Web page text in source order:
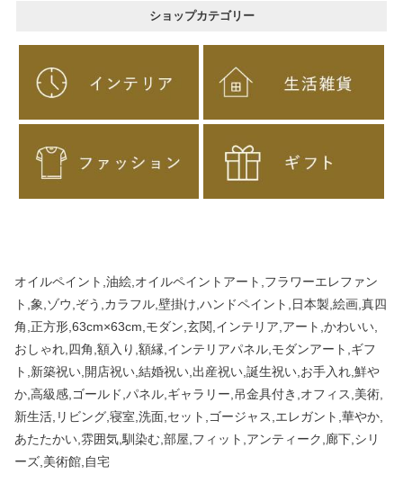
ショップカテゴリー
オイルペイント,油絵,オイルペイントアート,フラワーエレファン
ト,象,ゾウ,ぞう,カラフル,壁掛け,ハンドペイント,日本製,絵画,真四
角,正方形,63cm×63cm,モダン,玄関,インテリア,アート,かわいい,
おしゃれ,四角,額入り,額縁,インテリアパネル,モダンアート,ギフ
ト,新築祝い,開店祝い,結婚祝い,出産祝い,誕生祝い,お手入れ,鮮や
か,高級感,ゴールド,パネル,ギャラリー,吊金具付き,オフィス,美術,
新生活,リビング,寝室,洗面,セット,ゴージャス,エレガント,華やか,
あたたかい,雰囲気,馴染む,部屋,フィット,アンティーク,廊下,シリ
ーズ,美術館,自宅